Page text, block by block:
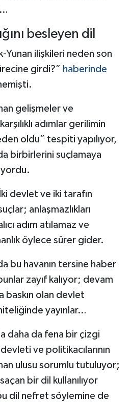
besleyen dil
Yunan ilişkileri neden son
girdi?” haberinde
gelişmeler ve
adımlar gerilimin
oldu” tespiti yapılıyor,
birbirlerini suçlamaya
devlet ve iki tarafın
anlaşmazlıkları
adım atılamaz ve
öylece sürer gider.
bu havanın tersine haber
zayıf kalıyor; devam
olan devlet
niteliğinde yayınlar…
daha da fena bir çizgi
ve politikacılarının
ulusu sorumlu tutuluyor;
bir dil kullanılıyor
dil nefret söylemine de